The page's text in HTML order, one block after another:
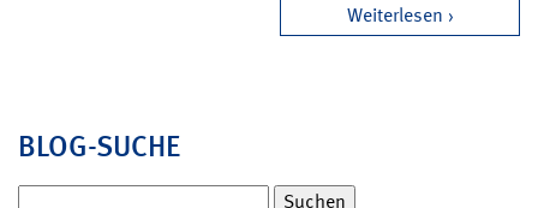
Weiterlesen
BLOG-SUCHE